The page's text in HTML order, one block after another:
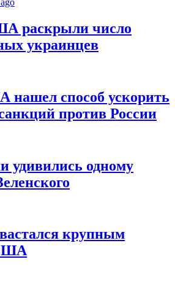
раскрыли число
украинцев
нашел способ ускорить
против России
удивились одному
крупным